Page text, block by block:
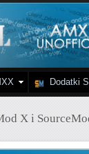
Dodatki
X i